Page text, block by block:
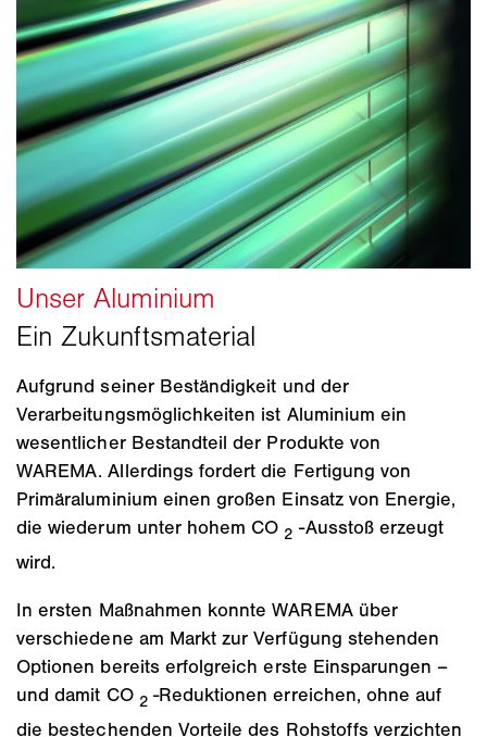
Aufgrund seiner Beständigkeit und der
Verarbeitungsmöglichkeiten ist Aluminium ein
wesentlicher Bestandteil der Produkte von
WAREMA. Allerdings fordert die Fertigung von
Primäraluminium einen großen Einsatz von Energie,
die wiederum unter hohem CO 2 -Ausstoß erzeugt
wird.
In ersten Maßnahmen konnte WAREMA über
verschiedene am Markt zur Verfügung stehenden
Optionen bereits erfolgreich erste Einsparungen –
und damit CO 2 -Reduktionen erreichen, ohne auf
die bestechenden Vorteile des Rohstoffs verzichten